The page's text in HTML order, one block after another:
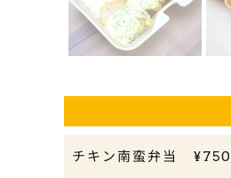
チキン南蛮弁当